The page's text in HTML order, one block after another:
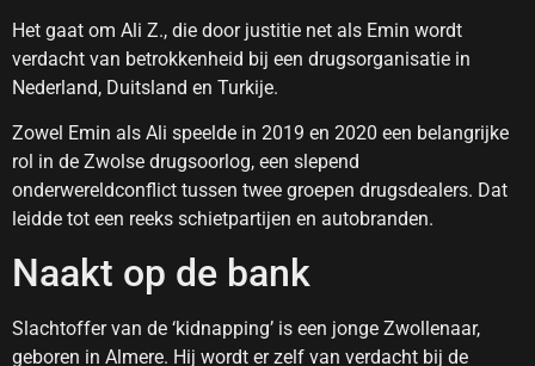
Het gaat om Ali Z., die door justitie net als Emin wordt
verdacht van betrokkenheid bij een drugsorganisatie in
Nederland, Duitsland en Turkije.
Zowel Emin als Ali speelde in 2019 en 2020 een belangrijke
rol in de Zwolse drugsoorlog, een slepend
onderwereldconflict tussen twee groepen drugsdealers. Dat
leidde tot een reeks schietpartijen en autobranden.
Naakt op de bank
Slachtoffer van de ‘kidnapping’ is een jonge Zwollenaar,
geboren in Almere. Hij wordt er zelf van verdacht bij de